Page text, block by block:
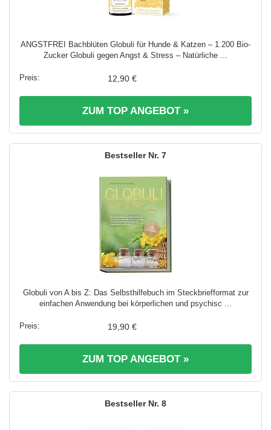
ANGSTFREI Bachblüten Globuli für Hunde & Katzen – 1.200 Bio-
Zucker Globuli gegen Angst & Stress – Natürliche ...
12,90 €
ZUM TOP ANGEBOT »
7
Globuli von A bis Z: Das Selbsthilfebuch im Steckbriefformat zur
einfachen Anwendung bei körperlichen und psychisc ...
19,90 €
ZUM TOP ANGEBOT »
8